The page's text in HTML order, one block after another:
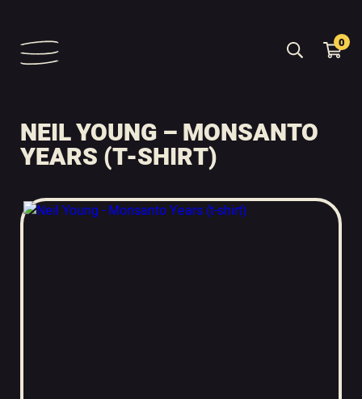
0
NEIL YOUNG – MONSANTO
YEARS (T-SHIRT)